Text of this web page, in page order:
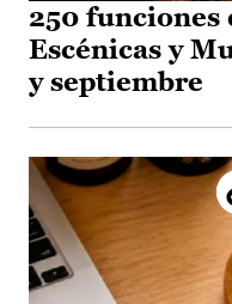
250 funciones
Escénicas y
y septiembre